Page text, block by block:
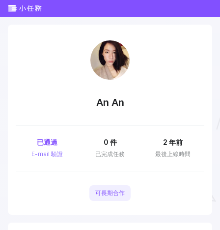
An An
E-mail 驗證
已通過
已完成任務
0 件
最後上線時間
2 年前
可長期合作